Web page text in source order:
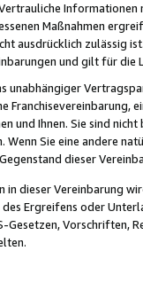
Maßnahmen
ausdrücklich zulässig
und gilt für die
unabhängiger
Franchisevereinbarung,
und Ihnen. Sie sind
Wenn Sie eine andere
dieser
dieser Vereinbarung
Ergreifens oder
Vorschriften,